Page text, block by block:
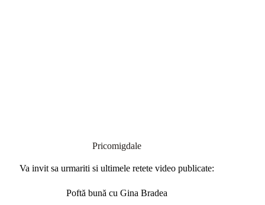
Pricomigdale
Va invit sa urmariti si ultimele retete video publicate:
Poftă bună cu Gina Bradea